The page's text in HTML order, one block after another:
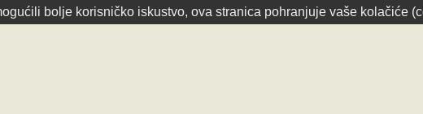
bolje korisničko iskustvo, ova stranica pohranjuje vaše kolačiće